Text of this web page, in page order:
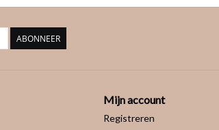
ABONNEER
Mijn account
Registreren